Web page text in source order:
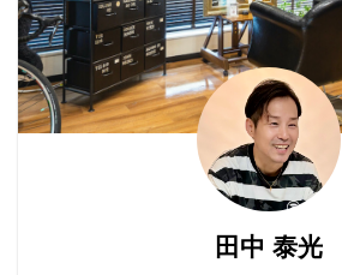
毛に悩んでいる方も少な
くありません。 というわ
けで「くせ毛のメンズカ
ット」をご紹介します。
男性のくせ毛の特徴は、
髪の毛の強さとクセ毛の
強さかと思います。 髪が
リュームがかなりでてし田中 泰光